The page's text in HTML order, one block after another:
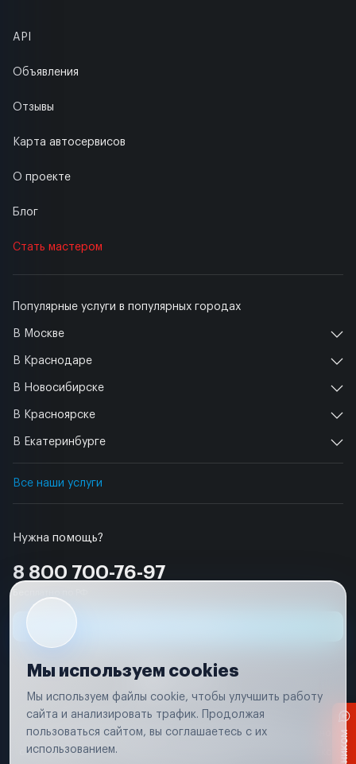
Нужна помощь?
8 800 700-76-97
Популярные услуги в популярных городах
В Москве
В Краснодаре
В Новосибирске
В Красноярске
В Екатеринбурге
Все наши услуги
API
Объявления
Отзывы
Карта автосервисов
О проекте
Блог
Стать мастером
Условия использования
Удаление аккаунта
Вся информация, представленная на сайте, носит исключительно
соответствии с положениями статьи 437 (п. 2) Гражданского кодекса
Мы используем cookies
Мы используем файлы cookie, чтобы улучшить работу
сайта и анализировать трафик. Продолжая
пользоваться сайтом, вы соглашаетесь с их
использованием.